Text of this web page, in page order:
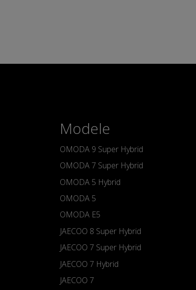
Modele
OMODA 9 Super Hybrid
OMODA 7 Super Hybrid
OMODA 5 Hybrid
OMODA 5
OMODA E5
JAECOO 8 Super Hybrid
JAECOO 7 Super Hybrid
JAECOO 7 Hybrid
JAECOO 7